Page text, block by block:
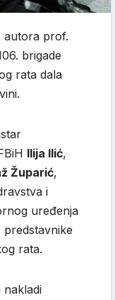
autora prof.
brigade
rata dala
Ilija Ilić,
Župarić,
i
uređenja
rata.
nakladi